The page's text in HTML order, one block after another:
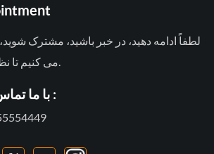
لطفاً ادامه دهید، در خبر باشید، مشترک
با ما تماس بگیرید :